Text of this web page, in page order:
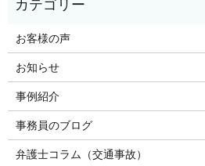
お客様の声
お知らせ
事例紹介
事務員のブログ
弁護士コラム（交通事故）